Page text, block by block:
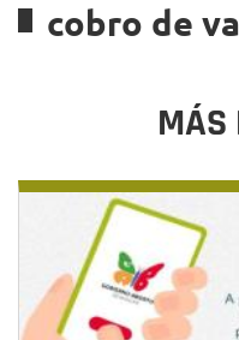
cobro de
MÁS